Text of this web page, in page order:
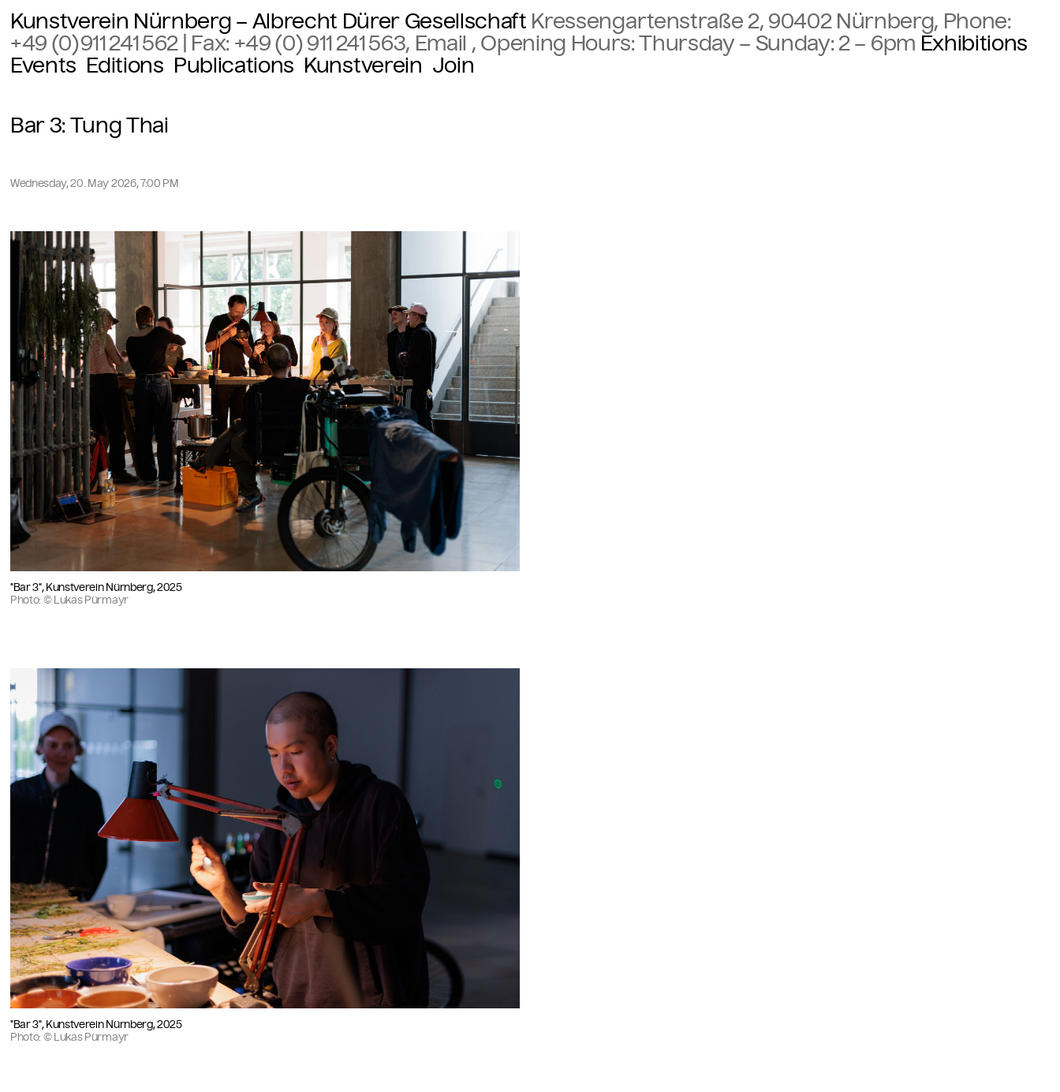
Kunstverein Nürnberg – Albrecht Dürer Gesellschaft Kressengartenstraße 2, 90402 Nürnberg, Phone:
+49 (0)911 241 562 | Fax: +49 (0) 911 241 563, Email , Opening Hours: Thursday – Sunday:2 – 6pm Exhibitions
Events Editions Publications Kunstverein Join
Bar 3: Tung Thai
Wednesday, 20. May 2026, 7:00 PM
"Bar 3", Kunstverein Nürnberg, 2025
Photo: © Lukas Pürmayr
"Bar 3", Kunstverein Nürnberg, 2025
Photo: © Lukas Pürmayr